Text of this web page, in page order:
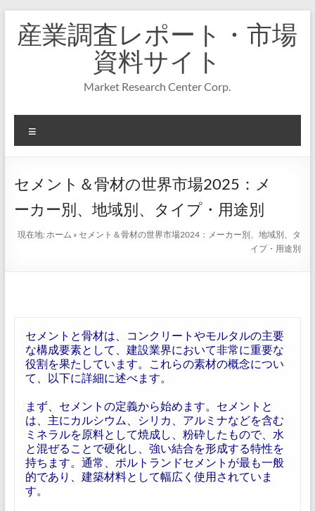
キ
プ
産業調査レポート・市場
資料サイト
Market Research Center Corp.
ニ
ー
セメント＆骨材の世界市場2025：メ
ーカー別、地域別、タイプ・用途別
現在地:ホーム » セメント＆骨材の世界市場2024：メーカー別、地域別、タ
イプ・用途別
セメントと骨材は、コンクリートやモルタルの主要
な構成要素として、建設業界において非常に重要な
役割を果たしています。これらの素材の概念につい
て、以下に詳細に述べます。
まず、セメントの定義から始めます。セメントと
は、主にカルシウム、シリカ、アルミナなどを含む
ミネラルを原料として焼成し、粉砕したもので、水
と混ぜることで硬化し、強い結合を形成する特性を
持ちます。通常、ポルトランドセメントが最も一般
的であり、建築材料として幅広く使用されていま
す。